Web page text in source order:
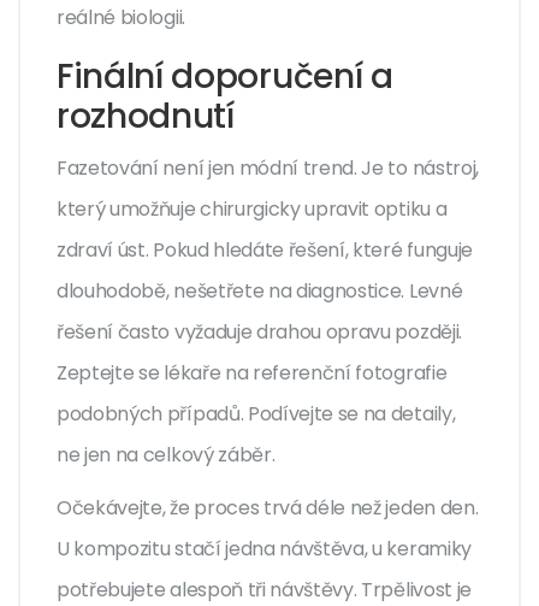
reálné biologii.
Finální doporučení a
rozhodnutí
Fazetování není jen módní trend. Je to nástroj,
který umožňuje chirurgicky upravit optiku a
zdraví úst. Pokud hledáte řešení, které funguje
dlouhodobě, nešetřete na diagnostice. Levné
řešení často vyžaduje drahou opravu později.
Zeptejte se lékaře na referenční fotografie
podobných případů. Podívejte se na detaily,
ne jen na celkový záběr.
Očekávejte, že proces trvá déle než jeden den.
U kompozitu stačí jedna návštěva, u keramiky
potřebujete alespoň tři návštěvy. Trpělivost je